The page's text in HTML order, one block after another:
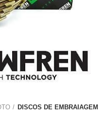
DISCOS DE EMBRAIAGEM